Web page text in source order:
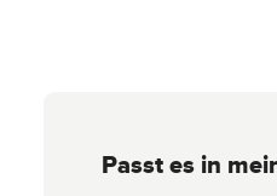
Passt es in